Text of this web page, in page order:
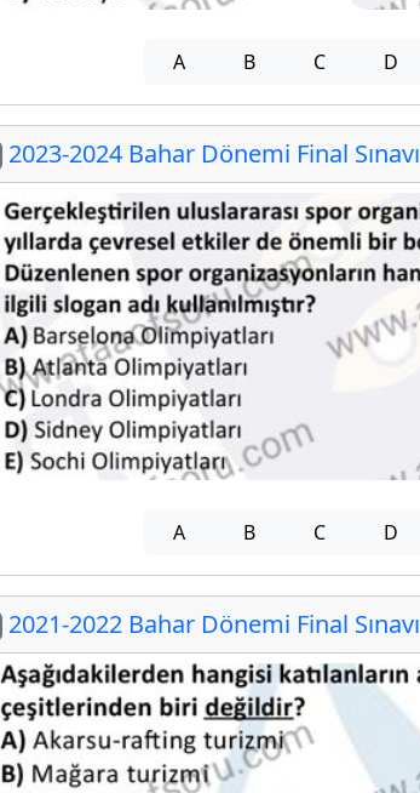
A B C D
2023-2024 Bahar Dönemi Final Sınavı
A B C D
2021-2022 Bahar Dönemi Final Sınavı